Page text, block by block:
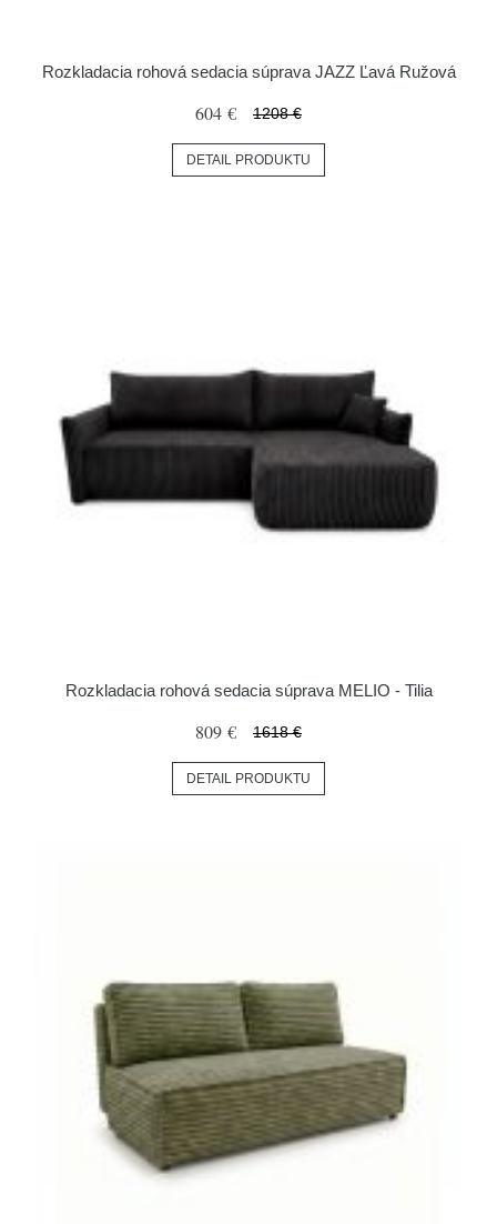
Rozkladacia rohová sedacia súprava JAZZ Ľavá Ružová
604 € 1208 €
DETAIL PRODUKTU
Rozkladacia rohová sedacia súprava MELIO - Tilia
809 € 1618 €
DETAIL PRODUKTU